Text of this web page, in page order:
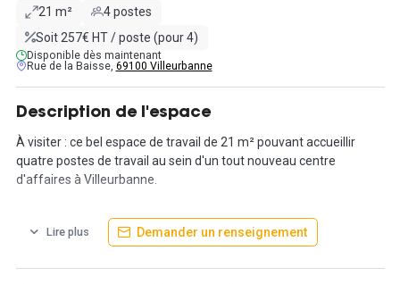
21 m²
4 postes
Soit 257€ HT / poste (pour 4)
Disponible dès maintenant
Rue de la Baisse, 69100 Villeurbanne
Description de l'espace
À visiter : ce bel espace de travail de 21 m² pouvant accueillir
quatre postes de travail au sein d'un tout nouveau centre
d'affaires à Villeurbanne.
Le plateau a été entièrement remis à neuf et équipé avec du
mobilier moderne et de qualité.
Le loyer comprend :
Lire plus Demander un renseignement